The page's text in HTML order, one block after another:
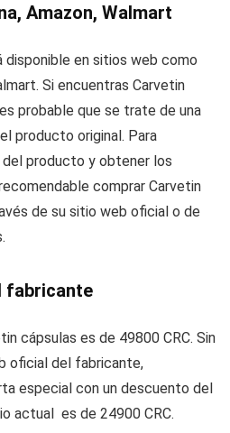
Amazon, Walmart
disponible en sitios web como
Si encuentras Carvetin
probable que se trate de una
producto original. Para
producto y obtener los
comprar Carvetin
de su sitio web oficial o de
fabricante
cápsulas es de 49800 CRC. Sin
oficial del fabricante,
especial con un descuento del
actual es de 24900 CRC.